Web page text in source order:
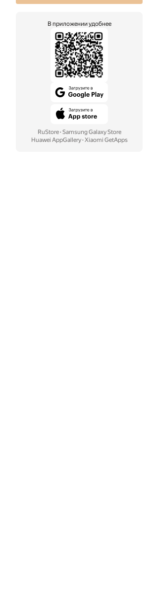
В приложении удобнее
RuStore· Samsung Galaxy Store
Huawei AppGallery· Xiaomi GetApps